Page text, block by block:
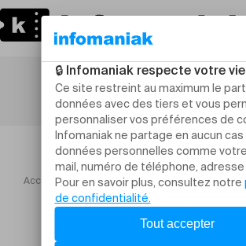
Accueil Concerts Crépuscules Viennois